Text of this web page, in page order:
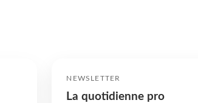
NEWSLETTER
La quotidienne pro